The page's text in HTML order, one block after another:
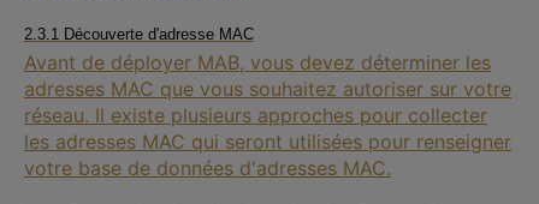
2.3.1 Découverte d'adresse MAC
Avant de déployer MAB, vous devez déterminer les
adresses MAC que vous souhaitez autoriser sur votre
réseau. Il existe plusieurs approches pour collecter
les adresses MAC qui seront utilisées pour renseigner
votre base de données d'adresses MAC.